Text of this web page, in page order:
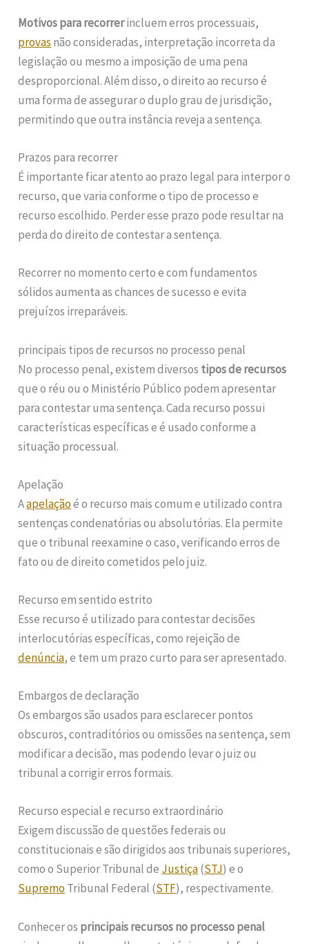
Motivos para recorrerincluem erros processuais,
provas não consideradas, interpretação incorreta da
legislação ou mesmo a imposição de uma pena
desproporcional. Além disso, o direito ao recurso é
uma forma de assegurar o duplo grau de jurisdição,
permitindo que outra instância reveja a sentença.
Prazos para recorrer
É importante ficar atento ao prazo legal para interpor o
recurso, que varia conforme o tipo de processo e
recurso escolhido. Perder esse prazo pode resultar na
perda do direito de contestar a sentença.
Recorrer no momento certo e com fundamentos
sólidos aumenta as chances de sucesso e evita
prejuízos irreparáveis.
principais tipos de recursos no processo penal
No processo penal, existem diversos tipos de recursos
que o réu ou o Ministério Público podem apresentar
para contestar uma sentença. Cada recurso possui
características específicas e é usado conforme a
situação processual.
Apelação
Aapelaçãoé o recurso mais comum e utilizado contra
sentenças condenatórias ou absolutórias. Ela permite
que o tribunal reexamine o caso, verificando erros de
fato ou de direito cometidos pelo juiz.
Recurso em sentido estrito
Esse recurso é utilizado para contestar decisões
interlocutórias específicas, como rejeição de
denúncia, e tem um prazo curto para ser apresentado.
Embargos de declaração
Os embargos são usados para esclarecer pontos
obscuros, contraditórios ou omissões na sentença, sem
modificar a decisão, mas podendo levar o juiz ou
tribunal a corrigir erros formais.
Recurso especial e recurso extraordinário
Exigem discussão de questões federais ou
constitucionais e são dirigidos aos tribunais superiores,
como o Superior Tribunal de Justiça(STJ) e o
SupremoTribunal Federal (STF), respectivamente.
Conhecer os principais recursos no processo penal